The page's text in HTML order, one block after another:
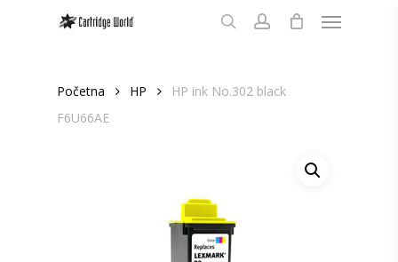
Meni
Početna HP
HP ink No.302 black
F6U66AE